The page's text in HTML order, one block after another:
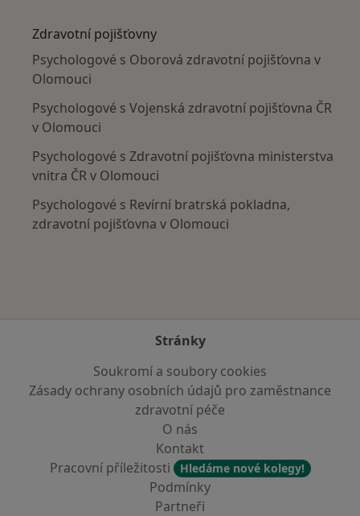
Zdravotní pojišťovny
Psychologové s Oborová zdravotní pojišťovna v
Olomouci
Psychologové s Vojenská zdravotní pojišťovna ČR
v Olomouci
Psychologové s Zdravotní pojišťovna ministerstva
vnitra ČR v Olomouci
Psychologové s Revírní bratrská pokladna,
zdravotní pojišťovna v Olomouci
Stránky
Soukromí a soubory cookies
Zásady ochrany osobních údajů pro zaměstnance
zdravotní péče
O nás
Kontakt
Pracovní příležitosti
Hledáme nové kolegy!
Podmínky
Partneři